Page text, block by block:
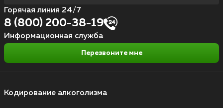
Кодирование алкоголизма
Горячая линия 24/7
8 (800) 200-38-19
Информационная служба
Перезвоните мне